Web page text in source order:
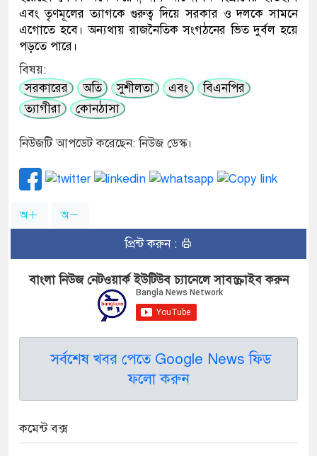
এবং তৃণমূলের ত্যাগকে গুরুত্ব দিয়ে সরকার ও দলকে সামনে
এগোতে হবে। অন্যথায় রাজনৈতিক সংগঠনের ভিত দুর্বল হয়ে
পড়তে পারে।
বিষয়:
সরকারের
অতি সুশীলতা এবং
বিএনপির
ত্যাগীরা
কোনঠাসা
নিউজটি আপডেট করেছেন: নিউজ ডেস্ক।
অ অ
প্রিন্ট করুন :
বাংলা নিউজ নেটওয়ার্ক ইউটিউব চ্যানেলে সাবস্ক্রাইব করুন
সর্বশেষ খবর পেতে Google News ফিড
ফলো করুন
কমেন্ট বক্স